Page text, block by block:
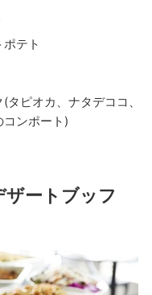
テト
ピオカ、ナタデココ、
ンポート)
ザートブッフ